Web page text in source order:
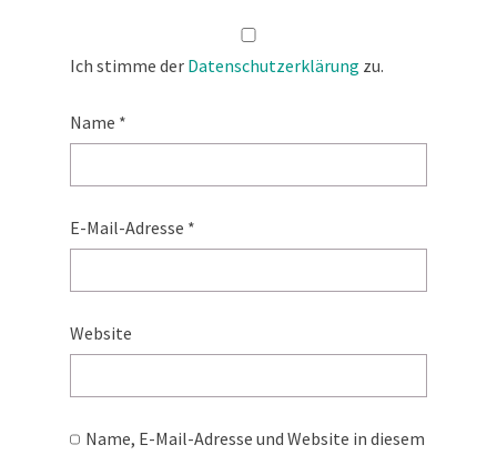
Ich stimme der Datenschutzerklärung zu.
Name *
E-Mail-Adresse *
Website
Name, E-Mail-Adresse und Website in diesem